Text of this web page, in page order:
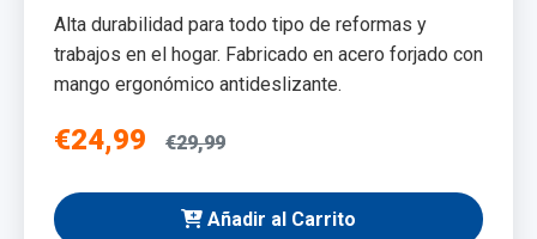
Alta durabilidad para todo tipo de reformas y
trabajos en el hogar. Fabricado en acero forjado con
mango ergonómico antideslizante.
€24,99 €29,99
Añadir al Carrito